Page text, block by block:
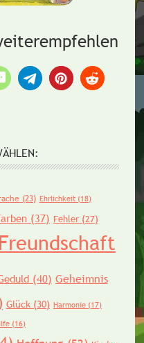
(23) Ehrlichkeit(18)
(37) Fehler(27)
Freundschaft
(40) Geheimnis
Glück(30) Harmonie(17)
(16)